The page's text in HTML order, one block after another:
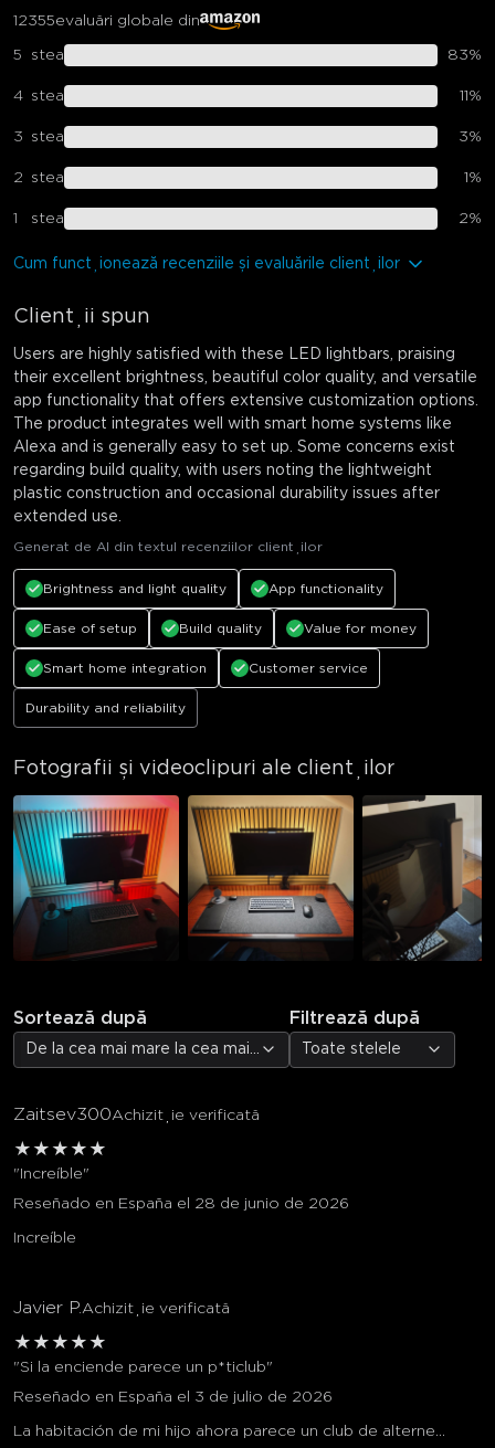
12355evaluări globale din
5 stea 83%
4 stea 11 %
3 stea 3%
2 stea 1 %
1 stea 2%
Cum funcționează recenziile și evaluările clienților
Clienții spun
Users are highly satisfied with these LED lightbars, praising
their excellent brightness, beautiful color quality, and versatile
app functionality that offers extensive customization options.
The product integrates well with smart home systems like
Alexa and is generally easy to set up. Some concerns exist
regarding build quality, with users noting the lightweight
plastic construction and occasional durability issues after
extended use.
Generat de AI din textul recenziilor clienților
Brightness and light quality App functionality
Ease of setup Build quality Value for money
Smart home integration Customer service
Durability and reliability
Fotografii și videoclipuri ale clienților
Sortează după
De la cea mai mare la cea mai mică evaluare
Filtrează după
Toate stelele
Zaitsev300Achiziție verificată
★ ★ ★ ★ ★
"Increíble"
Reseñado en España el 28 de junio de 2026
Increíble
Javier P.Achiziție verificată
★ ★ ★ ★ ★
"Si la enciende parece un p*ticlub"
Reseñado en España el 3 de julio de 2026
La habitación de mi hijo ahora parece un club de alterne...